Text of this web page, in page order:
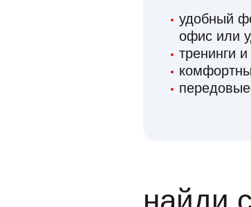
удобный
офис или
тренинги
передовые